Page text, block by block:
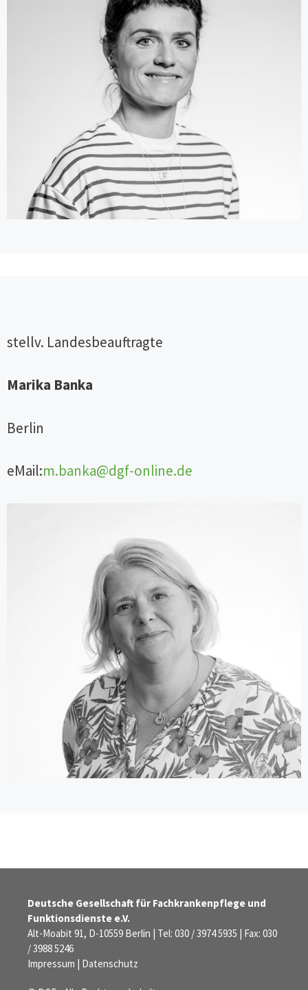
arbeite in der
Arbeitnehmerüberlassung und
beschäftige mich darüber hinaus viel
mit berufspolitischen Themen rund
um die Pflegekammern,
Berufsverbände, Gewerkschaften
und Co. Für die DGF bin ich seit Ende
Juni 2023 nun auch als
Landesbeauftragte für Berlin und
Brandenburg aktiv und zudem der
AG Öffentlichkeitsarbeit angehörig.
stellv. Landesbeauftragte
Marika Banka
Berlin
eMail:m.banka@dgf-online.de
Deutsche Gesellschaft für Fachkrankenpflege und
Funktionsdienste e.V.
Alt-Moabit 91, D-10559 Berlin | Tel: 030 / 3974 5935 | Fax: 030
/ 3988 5246
Impressum | Datenschutz